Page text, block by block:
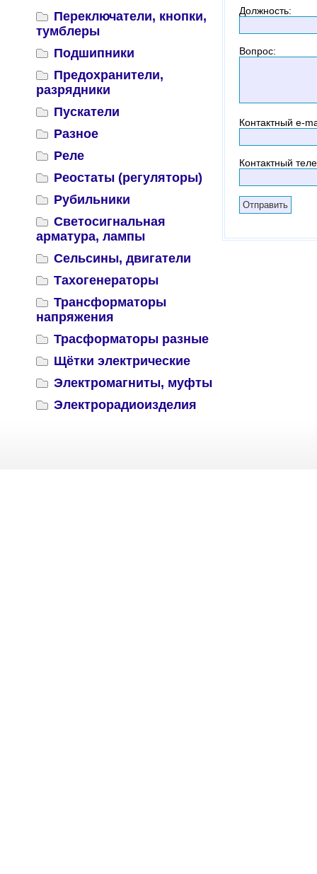
Переключатели, кнопки,
тумблеры
Подшипники
Предохранители,
разрядники
Пускатели
Разное
Реле
Реостаты (регуляторы)
Рубильники
Светосигнальная
арматура, лампы
Сельсины, двигатели
Тахогенераторы
Трансформаторы
напряжения
Трасформаторы разные
Щётки электрические
Электромагниты, муфты
Электрорадиоизделия
Должность:
Вопрос:
Контактный e-
Контактный